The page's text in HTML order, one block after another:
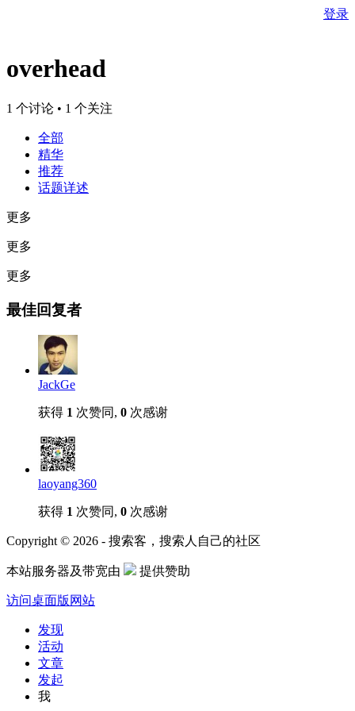
登录
overhead
1 个讨论 • 1 个关注
全部
精华
推荐
话题详述
更多
更多
更多
最佳回复者
JackGe
获得 1 次赞同, 0 次感谢
laoyang360
获得 1 次赞同, 0 次感谢
Copyright © 2026 - 搜索客，搜索人自己的社区
本站服务器及带宽由 提供赞助
访问桌面版网站
发现
活动
文章
发起
我